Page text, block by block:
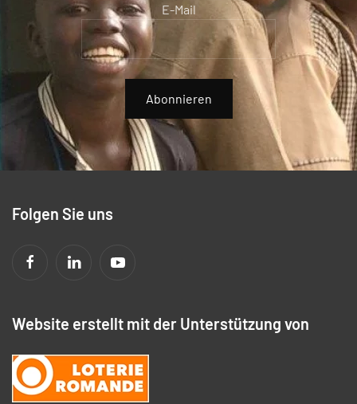
E-Mail
Abonnieren
Folgen Sie uns
Website erstellt mit der Unterstützung von